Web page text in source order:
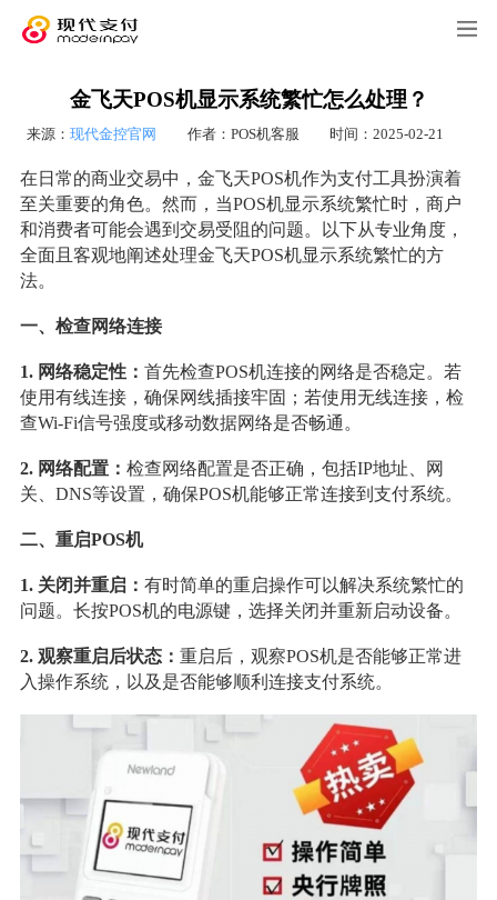
金飞天POS机显示系统繁忙怎么处理？
来源： 现代金控官网 作者：POS机客服 时间：2025-02-21
在日常的商业交易中，金飞天POS机作为支付工具扮演着
至关重要的角色。然而，当POS机显示系统繁忙时，商户
和消费者可能会遇到交易受阻的问题。以下从专业角度，
全面且客观地阐述处理金飞天POS机显示系统繁忙的方
法。
一、检查网络连接
1. 网络稳定性： 首先检查POS机连接的网络是否稳定。若
使用有线连接，确保网线插接牢固；若使用无线连接，检
查Wi-Fi信号强度或移动数据网络是否畅通。
2. 网络配置： 检查网络配置是否正确，包括IP地址、网
关、DNS等设置，确保POS机能够正常连接到支付系统。
二、重启POS机
1. 关闭并重启： 有时简单的重启操作可以解决系统繁忙的
问题。长按POS机的电源键，选择关闭并重新启动设备。
2. 观察重启后状态： 重启后，观察POS机是否能够正常进
入操作系统，以及是否能够顺利连接支付系统。